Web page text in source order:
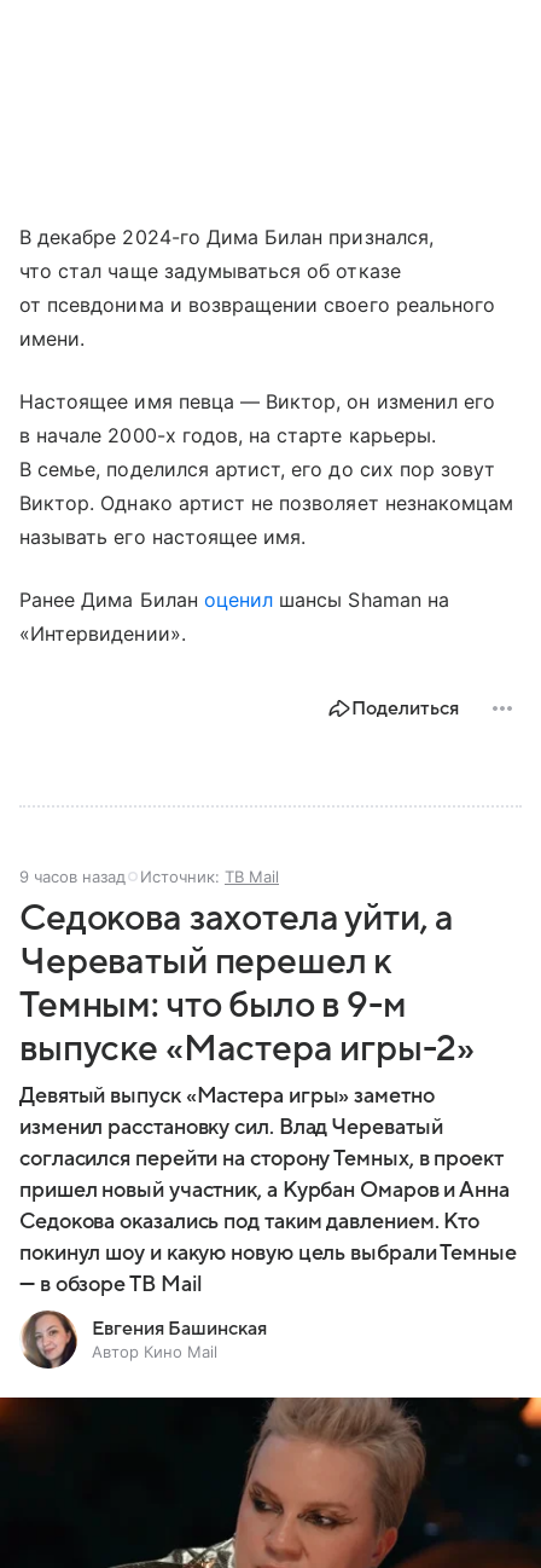
В декабре 2024-го Дима Билан признался,
что стал чаще задумываться об отказе
от псевдонима и возвращении своего реального
имени.
Настоящее имя певца — Виктор, он изменил его
в начале 2000-х годов, на старте карьеры.
В семье, поделился артист, его до сих пор зовут
Виктор. Однако артист не позволяет незнакомцам
называть его настоящее имя.
Ранее Дима Билан оценил шансы Shaman на
«Интервидении».
Поделиться
9 часов назад Источник: ТВ Mail
Седокова захотела уйти, а
Череватый перешел к
Темным: что было в 9-м
выпуске «Мастера игры-2»
Девятый выпуск «Мастера игры» заметно
изменил расстановку сил. Влад Череватый
согласился перейти на сторону Темных, в проект
пришел новый участник, а Курбан Омаров и Анна
Седокова оказались под таким давлением. Кто
покинул шоу и какую новую цель выбрали Темные
— в обзоре ТВ Mail
Евгения Башинская
Автор Кино Mail